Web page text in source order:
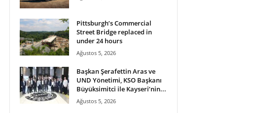
Pittsburgh’s Commercial
Street Bridge replaced in
under 24 hours
Ağustos 5, 2026
Başkan Şerafettin Aras ve
UND Yönetimi, KSO Başkanı
Büyüksimitci ile Kayseri’nin...
Ağustos 5, 2026